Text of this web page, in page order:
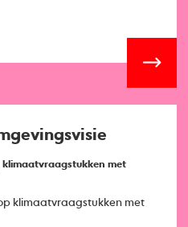
klimaatvraagstukken met
klimaatvraagstukken met